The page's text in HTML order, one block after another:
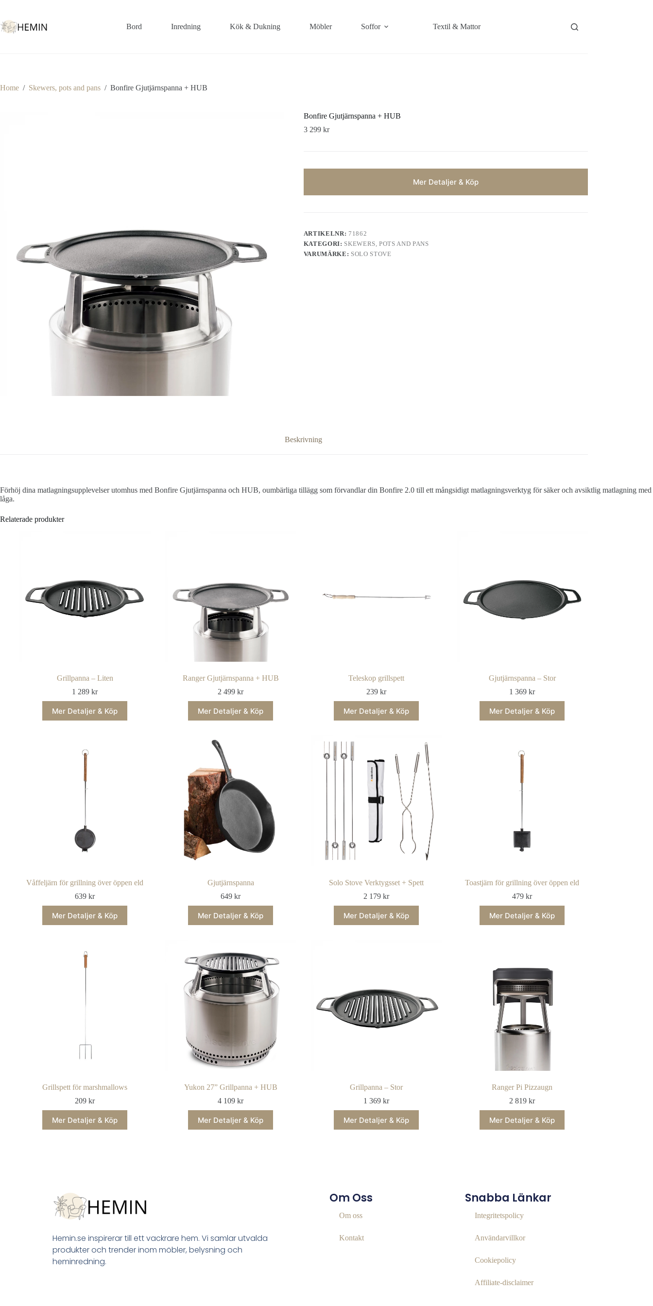
Bord Inredning Kök & Dukning Möbler Soffor Textil & Mattor
Home / Skewers, pots and pans / Bonfire Gjutjärnspanna + HUB
Bonfire Gjutjärnspanna + HUB
3 299 kr
Mer Detaljer & Köp
ARTIKELNR: 71862
KATEGORI: SKEWERS, POTS AND PANS
VARUMÄRKE: SOLO STOVE
Beskrivning
Förhöj dina matlagningsupplevelser utomhus med Bonfire Gjutjärnspanna och HUB, oumbärliga tillägg som förvandlar din Bonfire 2.0 till ett mångsidigt matlagningsverktyg för säker och avsiktlig matlagning med
låga.
Relaterade produkter
Grillpanna – Liten
1 289kr
Mer Detaljer & Köp
Ranger Gjutjärnspanna + HUB
2 499kr
Mer Detaljer & Köp
Teleskop grillspett
239kr
Mer Detaljer & Köp
Gjutjärnspanna – Stor
1 369kr
Mer Detaljer & Köp
Våffeljärn för grillning över öppen eld
639kr
Mer Detaljer & Köp
Gjutjärnspanna
649kr
Mer Detaljer & Köp
Solo Stove Verktygsset + Spett
2 179kr
Mer Detaljer & Köp
Toastjärn för grillning över öppen eld
479kr
Mer Detaljer & Köp
Grillspett för marshmallows
209kr
Mer Detaljer & Köp
Yukon 27” Grillpanna + HUB
4 109kr
Mer Detaljer & Köp
Grillpanna – Stor
1 369kr
Mer Detaljer & Köp
Ranger Pi Pizzaugn
2 819kr
Mer Detaljer & Köp
Hemin.se inspirerar till ett vackrare hem. Vi samlar utvalda
produkter och trender inom möbler, belysning och
heminredning.
Om Oss
Om oss
Kontakt
Snabba Länkar
Integritetspolicy
Användarvillkor
Cookiepolicy
Affiliate‑disclaimer